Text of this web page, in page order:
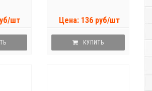
шт Цена: 136 руб/шт
КУПИТЬ